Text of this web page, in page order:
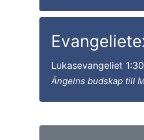
Lukasevangeliet
Ängelns budskap till